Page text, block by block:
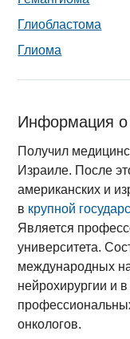
Глиобластома
Глиома
Информация о
Получил
Израиле. После
американских и
в крупной
Является
университета.
международных
нейрохирургии и
онкологов.